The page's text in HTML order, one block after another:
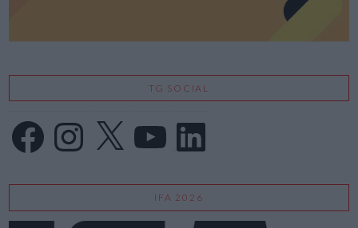
TG SOCIAL
FacebookInstagram
X YouTube LinkedIn
IFA 2026